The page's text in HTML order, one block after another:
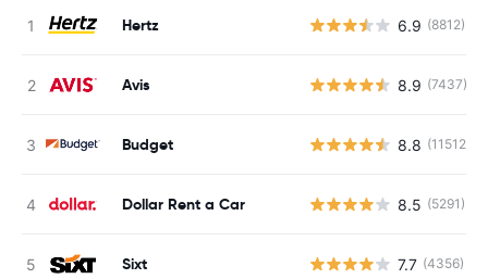
Hertz 6.9 (8812)
Avis 8.9 (7437)
Budget 8.8 (11512)
Dollar Rent a Car 8.5 (5291)
Sixt 7.7 (4356)